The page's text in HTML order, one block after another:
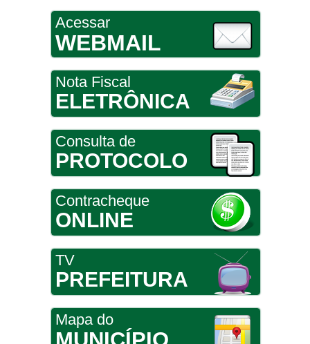
Acessar
WEBMAIL
Nota Fiscal
ELETRÔNICA
Consulta de
PROTOCOLO
Contracheque
ONLINE
TV
PREFEITURA
Mapa do